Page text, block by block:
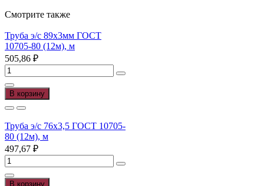
Смотрите также
Труба э/с 89х3мм ГОСТ
10705-80 (12м), м
505,86 ₽
Количество
товара
Труба
э/
с
89х3мм
ГОСТ
10705-
80
(12м),
м
В корзину
Труба э/с 76х3,5 ГОСТ 10705-
80 (12м), м
497,67 ₽
Количество
товара
Труба
В корзину